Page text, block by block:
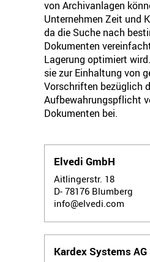
von Archivanlagen
Unternehmen Zeit und
da die Suche nach
Dokumenten
Lagerung optimiert
sie zur Einhaltung von
Vorschriften bezüglich
Aufbewahrungspflicht
Dokumenten bei.
Elvedi GmbH
Aitlingerstr. 18
D- 78176 Blumberg
info@elvedi.com
Kardex Systems AG